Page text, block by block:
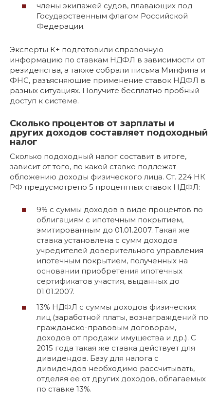
члены экипажей судов, плавающих под
Государственным флагом Российской
Федерации.
Эксперты К+ подготовили справочную
информацию по ставкам НДФЛ в зависимости от
резиденства, а также собрали письма Минфина и
ФНС, разъясняющие применение ставок НДФЛ в
разных ситуациях. Получите бесплатно пробный
доступ к системе.
Сколько процентов от зарплаты и
других доходов составляет подоходный
налог
Сколько подоходный налог составит в итоге,
зависит от того, по какой ставке подлежат
обложению доходы физического лица. Ст. 224 НК
РФ предусмотрено 5 процентных ставок НДФЛ:
9% с суммы доходов в виде процентов по
облигациям с ипотечным покрытием,
эмитированным до 01.01.2007. Такая же
ставка установлена с сумм доходов
учредителей доверительного управления
ипотечным покрытием, полученных на
основании приобретения ипотечных
сертификатов участия, выданных до
01.01.2007.
13% НДФЛ с суммы доходов физических
лиц (заработной платы, вознаграждений по
гражданско-правовым договорам,
доходов от продажи имущества и др.). С
2015 года такая же ставка действует для
дивидендов. Базу для налога с
дивидендов необходимо рассчитывать,
отделяя ее от других доходов, облагаемых
по ставке 13%.